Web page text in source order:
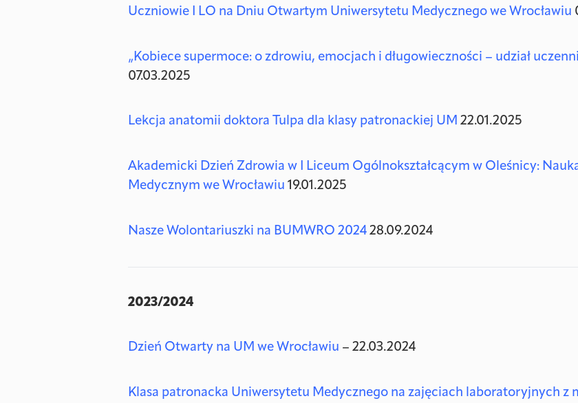
Uczniowie I LO na Dniu Otwartym Uniwersytetu Medycznego we Wrocławiu
„Kobiece supermoce: o zdrowiu, emocjach i długowieczności – udział
07.03.2025
Lekcja anatomii doktora Tulpa dla klasy patronackiej UM 22.01.2025
Akademicki Dzień Zdrowia w I Liceum Ogólnokształcącym w Oleśnicy:
Medycznym we Wrocławiu 19.01.2025
Nasze Wolontariuszki na BUMWRO 2024 28.09.2024
2023/2024
Dzień Otwarty na UM we Wrocławiu – 22.03.2024
Klasa patronacka Uniwersytetu Medycznego na zajęciach laboratoryjnych z